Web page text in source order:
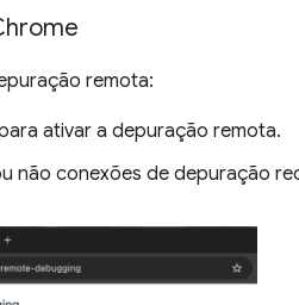
remota:
ativar a depuração remota.
não conexões de depuração